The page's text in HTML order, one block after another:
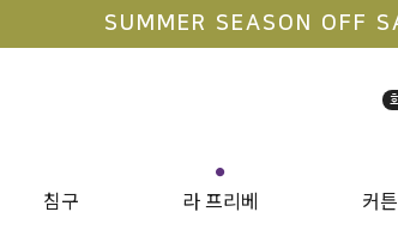
라지킹 구매 안내
침구
●
라 프리베 커튼